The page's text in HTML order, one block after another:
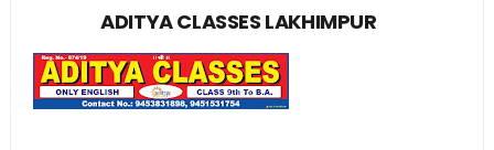
ADITYA CLASSES LAKHIMPUR